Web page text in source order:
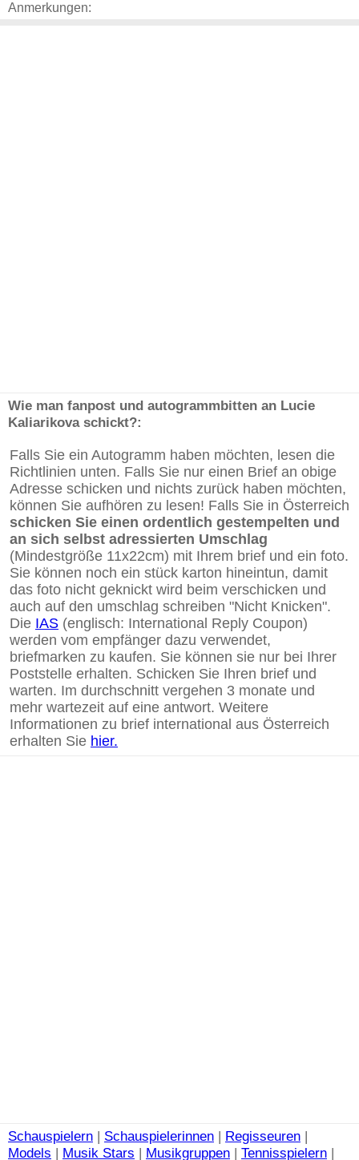
Anmerkungen:
Wie man fanpost und autogrammbitten an Lucie
Kaliarikova schickt?:
Falls Sie ein Autogramm haben möchten, lesen die
Richtlinien unten. Falls Sie nur einen Brief an obige
Adresse schicken und nichts zurück haben möchten,
können Sie aufhören zu lesen! Falls Sie in Österreich
schicken Sie einen ordentlich gestempelten und
an sich selbst adressierten Umschlag
(Mindestgröße 11x22cm) mit Ihrem brief und ein foto.
Sie können noch ein stück karton hineintun, damit
das foto nicht geknickt wird beim verschicken und
auch auf den umschlag schreiben "Nicht Knicken".
Die IAS (englisch: International Reply Coupon)
werden vom empfänger dazu verwendet,
briefmarken zu kaufen. Sie können sie nur bei Ihrer
Poststelle erhalten. Schicken Sie Ihren brief und
warten. Im durchschnitt vergehen 3 monate und
mehr wartezeit auf eine antwort. Weitere
Informationen zu brief international aus Österreich
erhalten Sie hier.
Schauspielern | Schauspielerinnen | Regisseuren |
Models | Musik Stars | Musikgruppen | Tennisspielern |